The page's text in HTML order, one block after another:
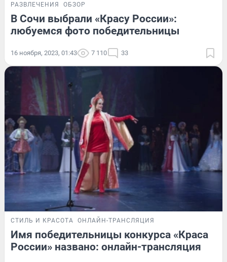
РАЗВЛЕЧЕНИЯ ОБЗОР
В Сочи выбрали «Красу России»:
любуемся фото победительницы
16 ноября, 2023, 01:43 7 110 33
СТИЛЬ И КРАСОТА ОНЛАЙН-ТРАНСЛЯЦИЯ
Имя победительницы конкурса «Краса
России» названо: онлайн-трансляция